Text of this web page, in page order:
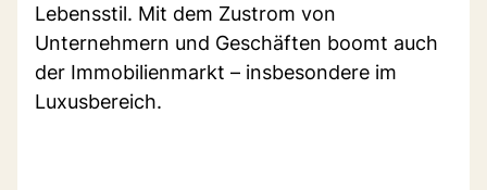
Lebensstil. Mit dem Zustrom von
Unternehmern und Geschäften boomt auch
der Immobilienmarkt – insbesondere im
Luxusbereich.